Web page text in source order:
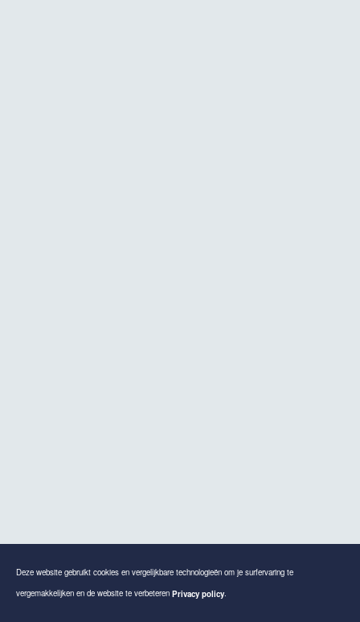
Deze website gebruikt cookies en vergelijkbare technologieën om je surfervaring te
vergemakkelijken en de website te verbeteren Privacy policy.